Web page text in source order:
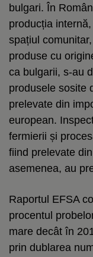
bulgari. În
producția
spațiul
produse cu
ca bulgarii, s-au
produsele sosite
prelevate din
european.
fermierii și
fiind prelevate
asemenea, au
Raportul EFSA
procentul
mare decât în
prin dublarea